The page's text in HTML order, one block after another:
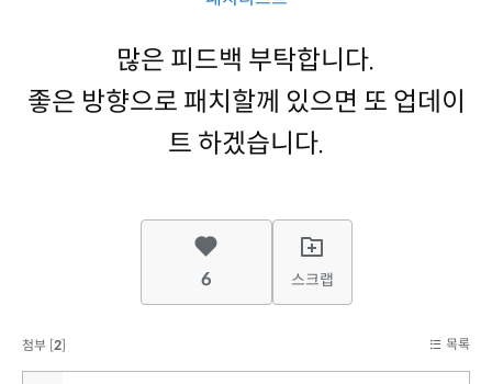
많은 피드백 부탁합니다.
좋은 방향으로 패치할께 있으면 또 업데이
트 하겠습니다.
6 스크랩
첨부 [2] 목록